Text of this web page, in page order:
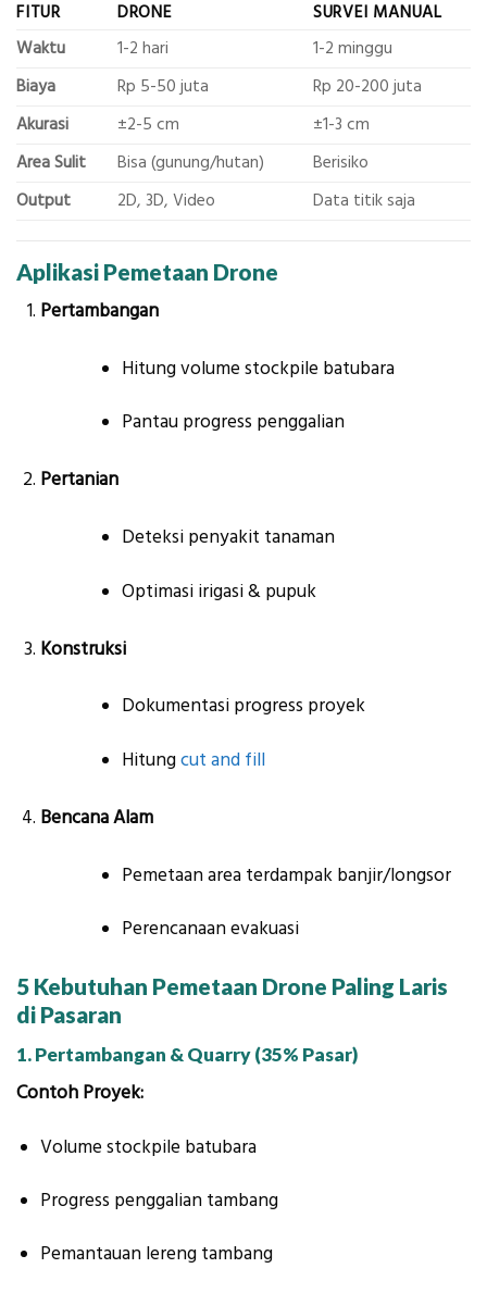
FITUR DRONE
SURVEI MANUAL
Waktu
1-2 hari
1-2 minggu
Biaya
Rp 5-50 juta
Rp 20-200 juta
Akurasi
±2-5 cm
±1-3 cm
Area Sulit
Bisa (gunung/hutan)
Berisiko
Output
2D, 3D, Video Data titik saja
Aplikasi Pemetaan Drone
Pertambangan
Hitung volume stockpile batubara
Pantau progress penggalian
Pertanian
Deteksi penyakit tanaman
Optimasi irigasi & pupuk
Konstruksi
Dokumentasi progress proyek
Hitungcut and fill
Bencana Alam
Pemetaan area terdampak banjir/longsor
Perencanaan evakuasi
5 Kebutuhan Pemetaan Drone Paling Laris
di Pasaran
1. Pertambangan & Quarry (35% Pasar)
Contoh Proyek:
Volume stockpile batubara
Progress penggalian tambang
Pemantauan lereng tambang